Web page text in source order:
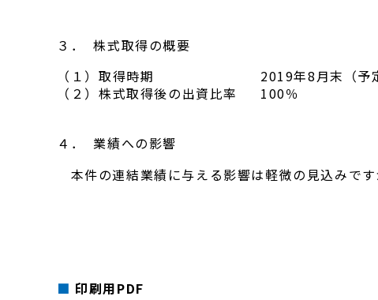
３． 株式取得の概要
（１） 取得時期
2019年8月末（予
（２） 株式取得後の出資比率 100％
４． 業績への影響
本件の連結業績に与える影響は軽微の見込みで
印刷用PDF